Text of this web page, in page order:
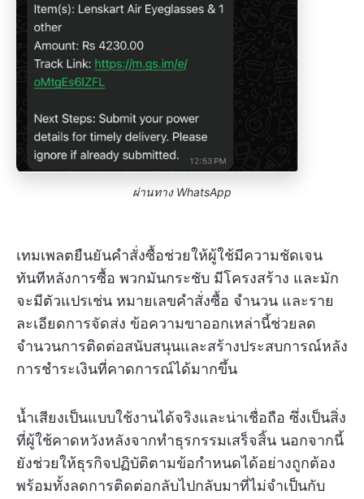
ผ่านทาง WhatsApp
เทมเพลตยืนยันคำสั่งซื้อช่วยให้ผู้ใช้มีความชัดเจน
ทันทีหลังการซื้อ พวกมันกระชับ มีโครงสร้าง และมัก
จะมีตัวแปรเช่น หมายเลขคำสั่งซื้อ จำนวน และราย
ละเอียดการจัดส่ง ข้อความขาออกเหล่านี้ช่วยลด
จำนวนการติดต่อสนับสนุนและสร้างประสบการณ์หลัง
การชำระเงินที่คาดการณ์ได้มากขึ้น
น้ำเสียงเป็นแบบใช้งานได้จริงและน่าเชื่อถือ ซึ่งเป็นสิ่ง
ที่ผู้ใช้คาดหวังหลังจากทำธุรกรรมเสร็จสิ้น นอกจากนี้
ยังช่วยให้ธุรกิจปฏิบัติตามข้อกำหนดได้อย่างถูกต้อง
พร้อมทั้งลดการติดต่อกลับไปกลับมาที่ไม่จำเป็นกับ